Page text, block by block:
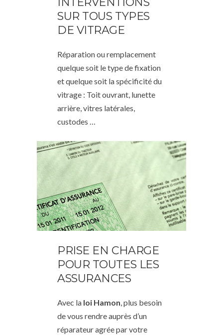
SUR TOUS TYPES
DE VITRAGE
Réparation ou remplacement
quelque soit le type de fixation
et quelque soit la spécificité du
vitrage : Toit ouvrant, lunette
arrière, vitres latérales,
custodes …
PRISE EN CHARGE
POUR TOUTES LES
ASSURANCES
Avec la loi Hamon, plus besoin
de vous rendre auprès d’un
réparateur agrée par votre